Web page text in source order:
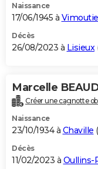
Naissance
17/06/1945 à
Décès
26/08/2023 à Lisieux
Marcelle
Créer une cagnotte
Naissance
23/10/1934 à Chaville (
Décès
11/02/2023 à Oullins-